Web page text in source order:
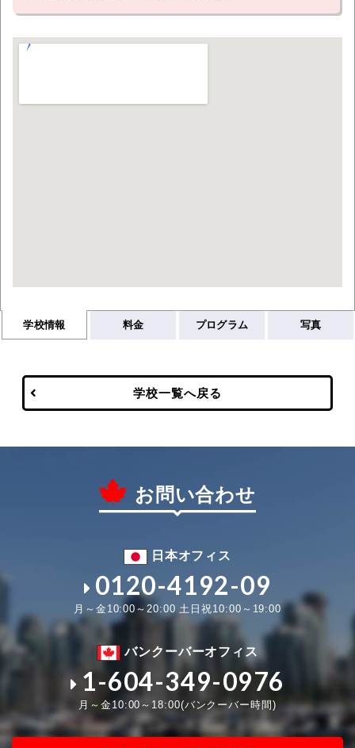
学校情報 料金 プログラム 写真
学校一覧へ戻る
お問い合わせ
日本オフィス
0120-4192-09
月～金10:00～20:00 土日祝10:00～19:00
バンクーバーオフィス
1-604-349-0976
月～金10:00～18:00(バンクーバー時間)